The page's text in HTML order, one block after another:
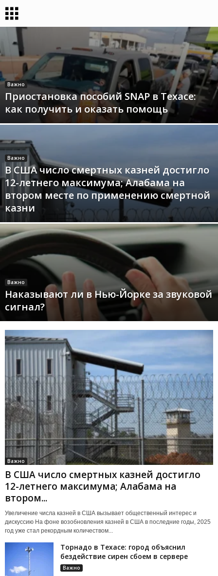
Важно
Приостановка пособий SNAP в Техасе:
как получить и оказать помощь
Важно
В США число смертных казней достигло
12-летнего максимума; Алабама на
втором месте по применению смертной
казни
Важно
Наказывают ли в Нью-Йорке за звуковой
сигнал?
Важно
В США число смертных казней достигло
12-летнего максимума; Алабама на
втором...
Увеличение числа казней в США вызывает общественный интерес и
дискуссию На фоне возобновления казней в США в последние годы, 2025
год уже стал рекордным количеством...
Торнадо в Техасе: город объяснил
бездействие сирен сбоем в сервере
Важно